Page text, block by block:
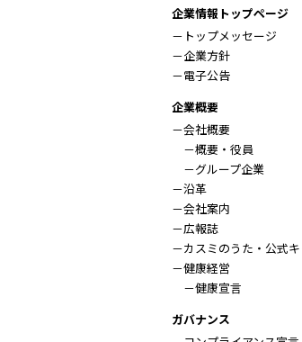
企業情報トップページ
－トップメッセージ
－企業方針
－電子公告
企業概要
－会社概要
－概要・役員
－グループ企業
－沿革
－会社案内
－広報誌
－カスミのうた・公式
－健康経営
－健康宣言
ガバナンス